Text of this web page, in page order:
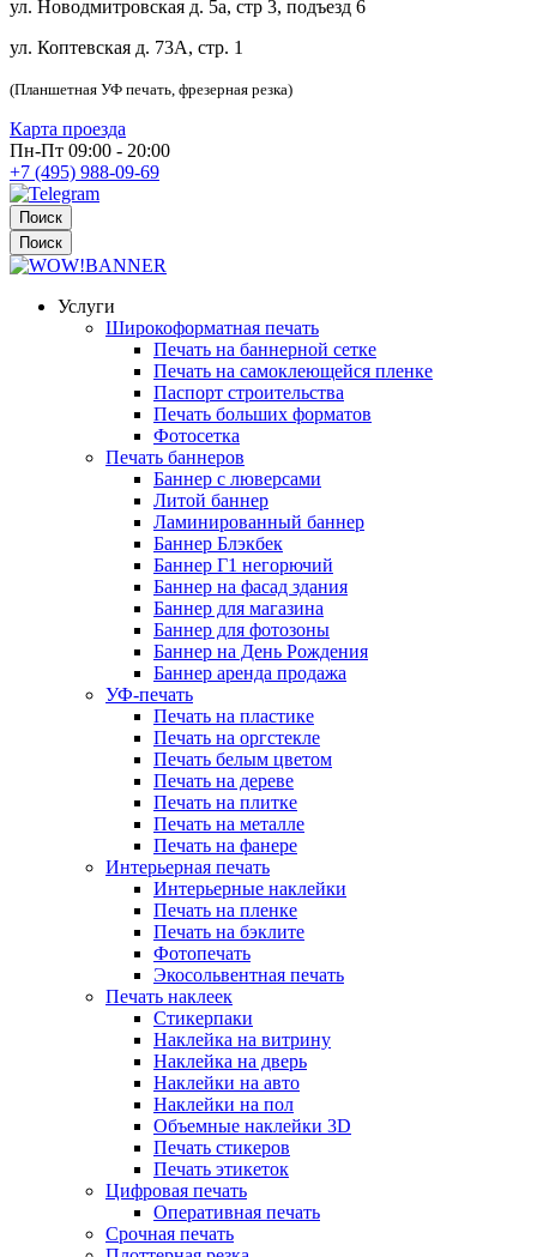
ул. Новодмитровская д. 5а, стр 3, подъезд 6
ул. Коптевская д. 73А, стр. 1
(Планшетная УФ печать, фрезерная резка)
Карта проезда
Пн-Пт 09:00 - 20:00
+7 (495) 988-09-69
Поиск
Поиск
Услуги
Широкоформатная печать
Печать на баннерной сетке
Печать на самоклеющейся пленке
Паспорт строительства
Печать больших форматов
Фотосетка
Печать баннеров
Баннер с люверсами
Литой баннер
Ламинированный баннер
Баннер Блэкбек
Баннер Г1 негорючий
Баннер на фасад здания
Баннер для магазина
Баннер для фотозоны
Баннер на День Рождения
Баннер аренда продажа
УФ-печать
Печать на пластике
Печать на оргстекле
Печать белым цветом
Печать на дереве
Печать на плитке
Печать на металле
Печать на фанере
Интерьерная печать
Интерьерные наклейки
Печать на пленке
Печать на бэклите
Фотопечать
Экосольвентная печать
Печать наклеек
Стикерпаки
Наклейка на витрину
Наклейка на дверь
Наклейки на авто
Наклейки на пол
Объемные наклейки 3D
Печать стикеров
Печать этикеток
Цифровая печать
Оперативная печать
Срочная печать